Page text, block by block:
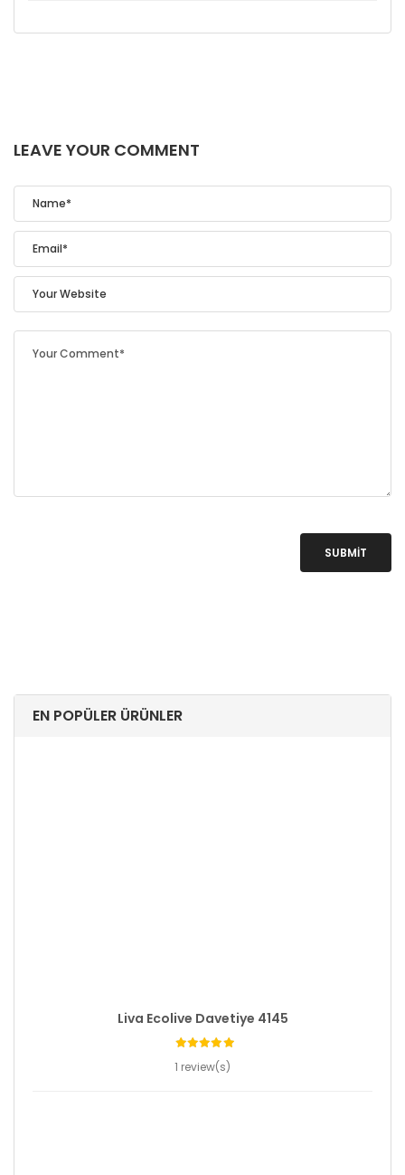
LEAVE YOUR COMMENT
SUBMIT
EN POPÜLER ÜRÜNLER
Liva Ecolive Davetiye 4145
1 review(s)